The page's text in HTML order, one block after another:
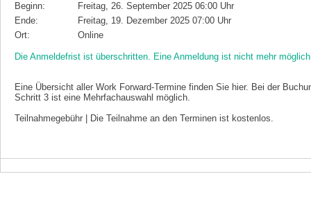
Beginn:
Freitag, 26. September 2025 06:00 Uhr
Ende:
Freitag, 19. Dezember 2025 07:00 Uhr
Ort:
Online
Die Anmeldefrist ist überschritten. Eine Anmeldung ist nicht mehr
Eine Übersicht aller Work Forward-Termine finden Sie hier. Bei der
Schritt 3 ist eine Mehrfachauswahl möglich.
Teilnahmegebühr | Die Teilnahme an den Terminen ist kostenlos.